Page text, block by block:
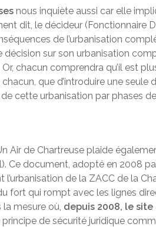
nous inquiète aussi car elle
dit, le décideur (Fonctionnaire
de l’urbanisation
décision sur son urbanisation
chacun comprendra qu’il est
que d’introduire une
cette urbanisation par phases
Air de Chartreuse plaide
Ce document, adopté en 2008 par
de la ZACC de la
fort qui rompt avec les lignes
mesure où, depuis 2008, le
de sécurité juridique